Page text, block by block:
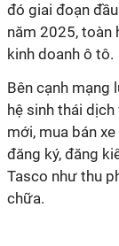
đó giai đoạn
năm 2025, toàn
kinh doanh ô tô.
Bên cạnh mạng
hệ sinh thái
mới, mua bán
đăng ký, đăng
Tasco như thu
chữa.